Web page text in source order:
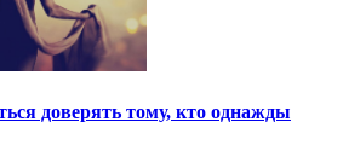
доверять тому, кто однажды